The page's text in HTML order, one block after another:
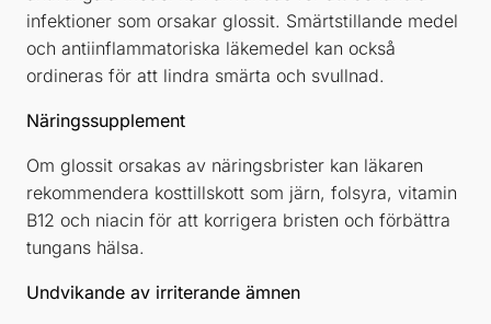
infektioner som orsakar glossit. Smärtstillande medel
och antiinflammatoriska läkemedel kan också
ordineras för att lindra smärta och svullnad.
Näringssupplement
Om glossit orsakas av näringsbrister kan läkaren
rekommendera kosttillskott som järn, folsyra, vitamin
B12 och niacin för att korrigera bristen och förbättra
tungans hälsa.
Undvikande av irriterande ämnen